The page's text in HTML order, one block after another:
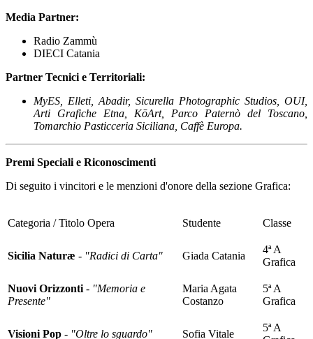
Media Partner:
Radio Zammù
DIECI Catania
Partner Tecnici e Territoriali:
MyES, Elleti, Abadir, Sicurella Photographic Studios, OUI,
Arti Grafiche Etna, KōArt, Parco Paternò del Toscano,
Tomarchio Pasticceria Siciliana, Caffè Europa.
Premi Speciali e Riconoscimenti
Di seguito i vincitori e le menzioni d'onore della sezione Grafica:
Categoria / Titolo Opera Studente Classe
Sicilia Naturæ - "Radici di Carta" Giada Catania
4ª A
Grafica
Nuovi Orizzonti - "Memoria e
Presente"
Maria Agata
Costanzo
5ª A
Grafica
Visioni Pop - "Oltre lo sguardo" Sofia Vitale
5ª A